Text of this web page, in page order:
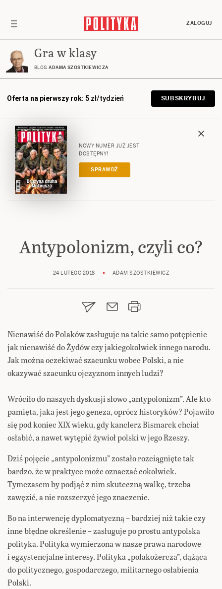
ZALOGUJ
Gra w klasy
BLOG ADAMA SZOSTKIEWICZA
Oferta na pierwszy rok: 5 zł/tydzień SUBSKRYBUJ
NOWY NUMER JUŻ JEST
DOSTĘPNY!
SPRAWDŹ
Antypolonizm, czyli co?
24 LUTEGO 2018 ADAM SZOSTKIEWICZ
Nienawiść do Polaków zasługuje na takie samo potępienie
jak nienawiść do Żydów czy jakiegokolwiek innego narodu.
Jak można oczekiwać szacunku wobec Polski, a nie
okazywać szacunku ojczyznom innych ludzi?
Wróciło do naszych dyskusji słowo „antypolonizm”. Ale kto
pamięta, jaka jest jego geneza, oprócz historyków? Pojawiło
się pod koniec XIX wieku, gdy kanclerz Bismarck chciał
osłabić, a nawet wytępić żywioł polski w jego Rzeszy.
Dziś pojęcie „antypolonizmu” zostało rozciągnięte tak
bardzo, że w praktyce może oznaczać cokolwiek.
Tymczasem by podjąć z nim skuteczną walkę, trzeba
zawęzić, a nie rozszerzyć jego znaczenie.
Bo na interwencję dyplomatyczną – bardziej niż takie czy
inne błędne określenie – zasługuje po prostu antypolska
polityka. Polityka wymierzona w nasze prawa narodowe
i egzystencjalne interesy. Polityka „polakożercza”, dążąca
do politycznego, gospodarczego, militarnego osłabienia
Polski.